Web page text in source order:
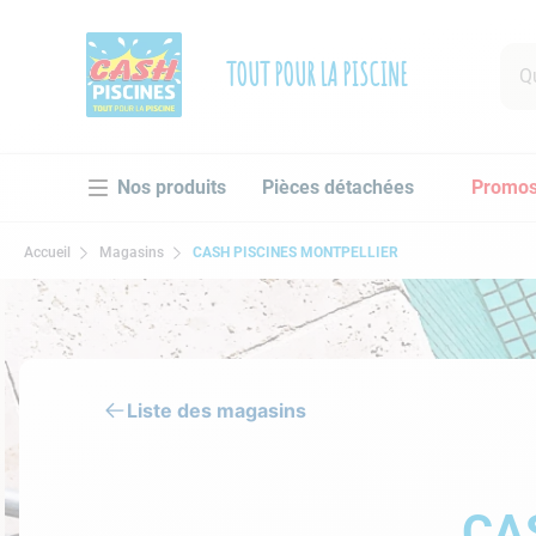
TOUT POUR LA PISCINE
Pièces détachées
Accueil Magasins CASH PISCINES MONTPELLIER
Liste des magasins
1.
3.
4.
5.
9.